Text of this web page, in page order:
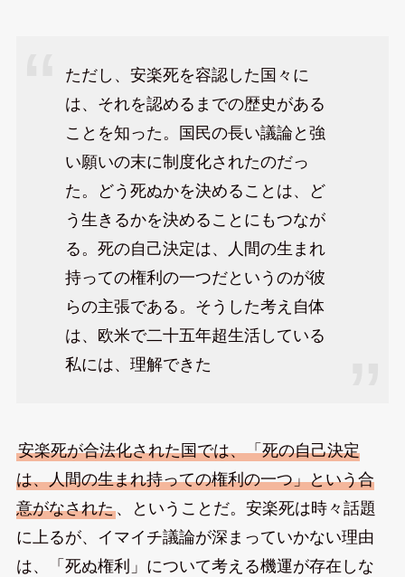
ただし、安楽死を容認した国々に
は、それを認めるまでの歴史がある
ことを知った。国民の長い議論と強
い願いの末に制度化されたのだっ
た。どう死ぬかを決めることは、ど
う生きるかを決めることにもつなが
る。死の自己決定は、人間の生まれ
持っての権利の一つだというのが彼
らの主張である。そうした考え自体
は、欧米で二十五年超生活している
私には、理解できた
安楽死が合法化された国では、「死の自己決定
は、人間の生まれ持っての権利の一つ」という合
意がなされた、ということだ。安楽死は時々話題
に上るが、イマイチ議論が深まっていかない理由
は、「死ぬ権利」について考える機運が存在しな